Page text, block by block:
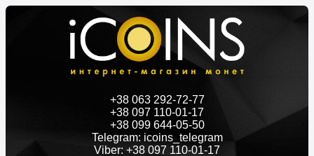
+38 063 292-72-77
+38 097 110-01-17
+38 099 644-05-50
Telegram: icoins_telegram
Viber: +38 097 110-01-17